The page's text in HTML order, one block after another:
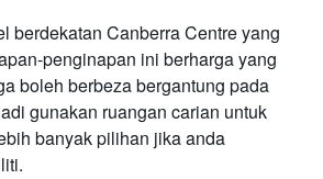
berdekatan Canberra Centre yang
penginapan ini berharga yang
boleh berbeza bergantung pada
gunakan ruangan carian untuk
banyak pilihan jika anda